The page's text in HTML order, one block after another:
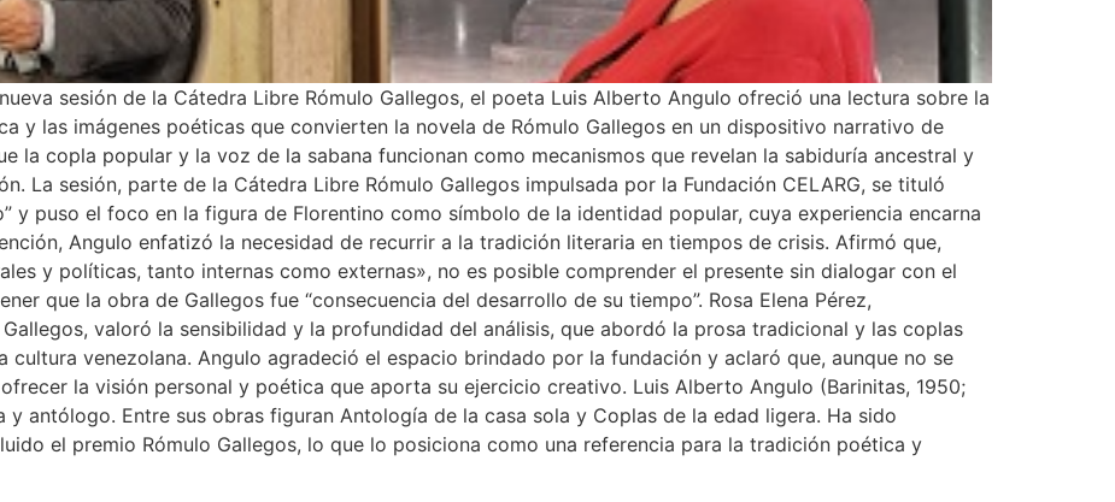
sesión de la Cátedra Libre Rómulo Gallegos, el poeta Luis Alberto Angulo ofreció una lectura sobre la
y las imágenes poéticas que convierten la novela de Rómulo Gallegos en un dispositivo narrativo de
la copla popular y la voz de la sabana funcionan como mecanismos que revelan la sabiduría ancestral y
La sesión, parte de la Cátedra Libre Rómulo Gallegos impulsada por la Fundación CELARG, se tituló
y puso el foco en la figura de Florentino como símbolo de la identidad popular, cuya experiencia encarna
Angulo enfatizó la necesidad de recurrir a la tradición literaria en tiempos de crisis. Afirmó que,
y políticas, tanto internas como externas», no es posible comprender el presente sin dialogar con el
que la obra de Gallegos fue “consecuencia del desarrollo de su tiempo”. Rosa Elena Pérez,
valoró la sensibilidad y la profundidad del análisis, que abordó la prosa tradicional y las coplas
cultura venezolana. Angulo agradeció el espacio brindado por la fundación y aclaró que, aunque no se
la visión personal y poética que aporta su ejercicio creativo. Luis Alberto Angulo (Barinitas, 1950;
y antólogo. Entre sus obras figuran Antología de la casa sola y Coplas de la edad ligera. Ha sido
el premio Rómulo Gallegos, lo que lo posiciona como una referencia para la tradición poética y